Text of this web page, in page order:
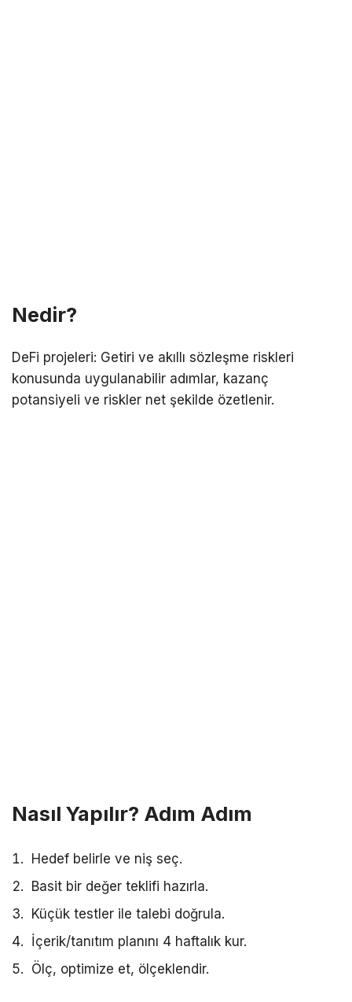
Nedir?
DeFi projeleri: Getiri ve akıllı sözleşme riskleri
konusunda uygulanabilir adımlar, kazanç
potansiyeli ve riskler net şekilde özetlenir.
Nasıl Yapılır? Adım Adım
Hedef belirle ve niş seç.
Basit bir değer teklifi hazırla.
Küçük testler ile talebi doğrula.
İçerik/tanıtım planını 4 haftalık kur.
Ölç, optimize et, ölçeklendir.